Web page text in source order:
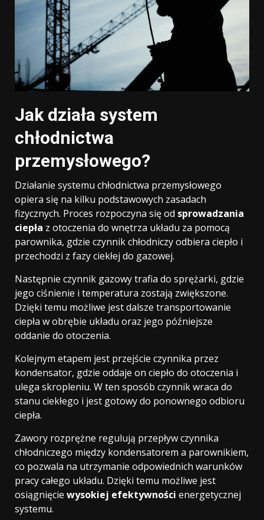
Jak działa system
chłodnictwa
przemysłowego?
Działanie systemu chłodnictwa przemysłowego
opiera się na kilku podstawowych zasadach
fizycznych. Proces rozpoczyna się od sprowadzania
ciepła z otoczenia do wnętrza układu za pomocą
parownika, gdzie czynnik chłodniczy odbiera ciepło i
przechodzi z fazy ciekłej do gazowej.
Następnie czynnik gazowy trafia do sprężarki, gdzie
jego ciśnienie i temperatura zostają zwiększone.
Dzięki temu możliwe jest dalsze transportowanie
ciepła w obrębie układu oraz jego późniejsze
oddanie do otoczenia.
Kolejnym etapem jest przejście czynnika przez
kondensator, gdzie oddaje on ciepło do otoczenia i
ulega skropleniu. W ten sposób czynnik wraca do
stanu ciekłego i jest gotowy do ponownego odbioru
ciepła.
Zawory rozprężne regulują przepływ czynnika
chłodniczego między kondensatorem a parownikiem,
co pozwala na utrzymanie odpowiednich warunków
pracy całego układu. Dzięki temu możliwe jest
osiągnięcie wysokiej efektywności energetycznej
systemu.